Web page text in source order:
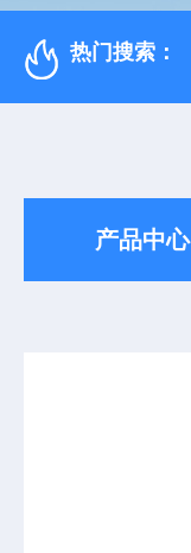
热门搜索：
产品中心